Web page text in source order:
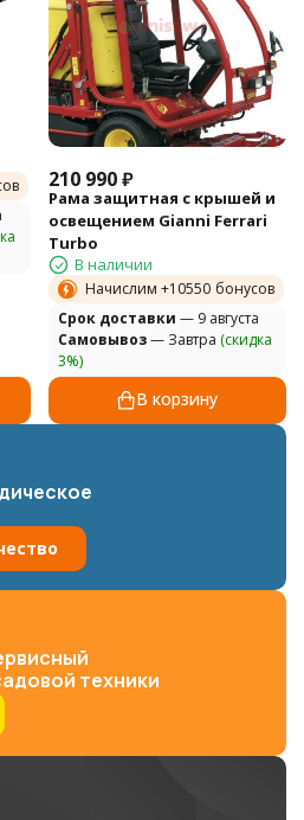
210 990 ₽
Рама защитная с крышей и
освещением Gianni Ferrari
Turbo
В наличии
Начислим +10550 бонусов
Cрок доставки — 9 августа
Самовывоз— Завтра (скидка
3%)
В корзину
техники